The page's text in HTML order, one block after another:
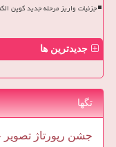
جزئیات واریز مرحله جدید کوپن
جدیدترین ها
تگها
جشن رپورتاژ تصویر